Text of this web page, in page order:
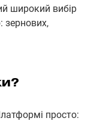
широкий вибір
зернових,
просто: